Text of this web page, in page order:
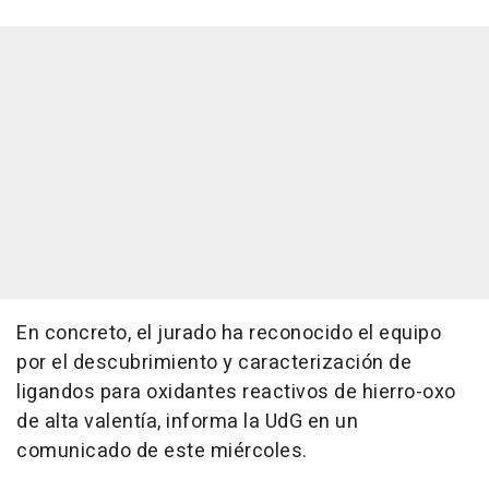
En concreto, el jurado ha reconocido el equipo
por el descubrimiento y caracterización de
ligandos para oxidantes reactivos de hierro-oxo
de alta valentía, informa la UdG en un
comunicado de este miércoles.